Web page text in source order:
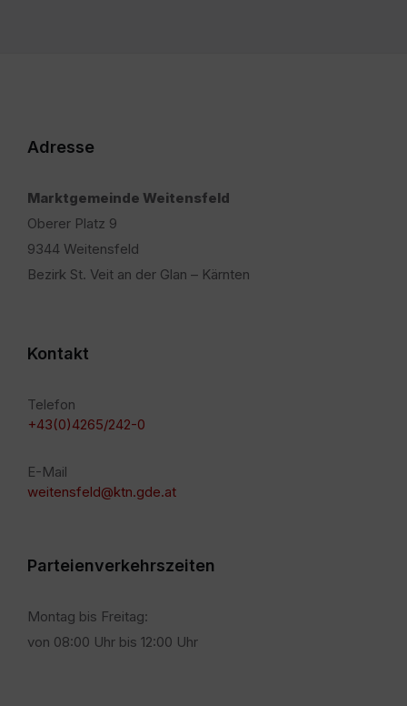
Adresse
Marktgemeinde Weitensfeld
Oberer Platz 9
9344 Weitensfeld
Bezirk St. Veit an der Glan – Kärnten
Kontakt
Telefon
+43(0)4265/242-0
E-Mail
weitensfeld@ktn.gde.at
Parteienverkehrszeiten
Montag bis Freitag:
von 08:00 Uhr bis 12:00 Uhr